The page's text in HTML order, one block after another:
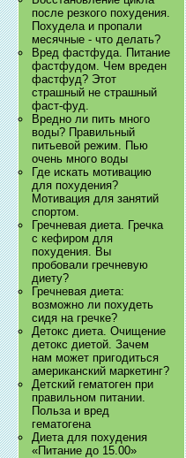
после резкого похудения.
Похудела и пропали
месячные - что делать?
Вред фастфуда. Питание
фастфудом. Чем вреден
фастфуд? Этот
страшный не страшный
фаст-фуд.
Вредно ли пить много
воды? Правильный
питьевой режим. Пью
очень много воды
Где искать мотивацию
для похудения?
Мотивация для занятий
спортом.
Гречневая диета. Гречка
с кефиром для
похудения. Вы
пробовали гречневую
диету?
Гречневая диета:
возможно ли похудеть
сидя на гречке?
Детокс диета. Очищение
детокс диетой. Зачем
нам может пригодиться
американский маркетинг?
Детский гематоген при
правильном питании.
Польза и вред
гематогена
Диета для похудения
«Питание до 15.00»